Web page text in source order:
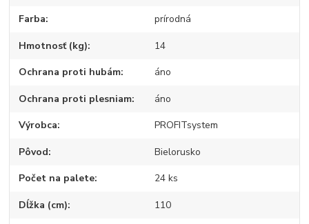
Farba prírodná
Hmotnosť (kg) 14
Ochrana proti hubám áno
Ochrana proti plesniam áno
Výrobca PROFITsystem
Pôvod Bielorusko
Počet na palete 24 ks
Dĺžka (cm) 110